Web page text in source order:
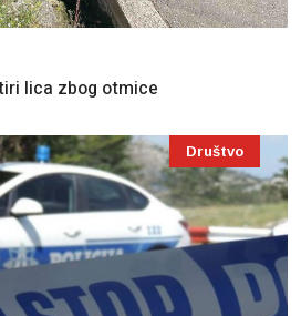
lica zbog otmice
Društvo